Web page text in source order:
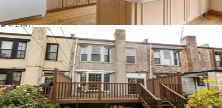
看所有照片